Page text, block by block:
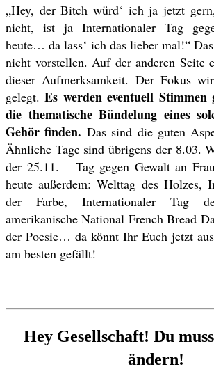
„Hey, der Bitch würd‘ ich ja jetzt
nicht, ist ja Internationaler Tag
heute… da lass‘ ich das lieber mal!“
nicht vorstellen. Auf der anderen Seite
dieser Aufmerksamkeit. Der Fokus
gelegt. Es werden eventuell
die thematische Bündelung eines
Gehör finden. Das sind die guten
Ähnliche Tage sind übrigens der 8.03.
der 25.11. – Tag gegen Gewalt an
heute außerdem: Welttag des Holzes,
der Farbe, Internationaler Tag
amerikanische National French Bread
der Poesie… da könnt Ihr Euch jetzt
am besten gefällt!
Hey Gesellschaft! Du
ändern!